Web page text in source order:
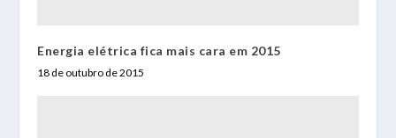
Energia elétrica fica mais cara em 2015
18 de outubro de 2015